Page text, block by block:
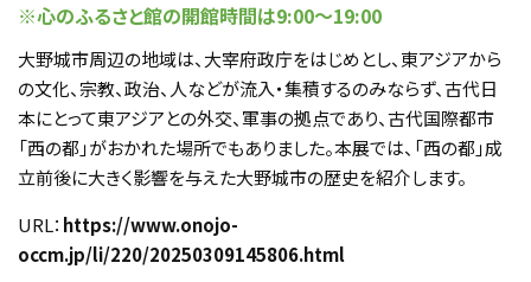
※心のふるさと館の開館時間は9:00～19:00
大野城市周辺の地域は、大宰府政庁をはじめとし、東アジアから
の文化、宗教、政治、人などが流入・集積するのみならず、古代日
本にとって東アジアとの外交、軍事の拠点であり、古代国際都市
「西の都」がおかれた場所でもありました。本展では、「西の都」成
立前後に大きく影響を与えた大野城市の歴史を紹介します。
URL： https://www.onojo-
occm.jp/li/220/20250309145806.html